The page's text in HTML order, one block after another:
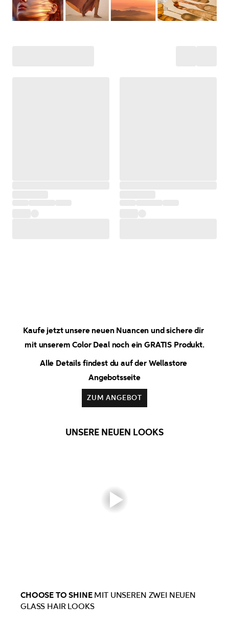
Kaufe jetzt unsere neuen Nuancen und sichere dir
mit unserem Color Deal noch ein GRATIS Produkt.
Alle Details findest du auf der Wellastore
Angebotsseite
ZUM ANGEBOT
UNSERE NEUEN LOOKS
CHOOSE TO SHINEMIT UNSEREN ZWEI NEUEN
GLASS HAIR LOOKS